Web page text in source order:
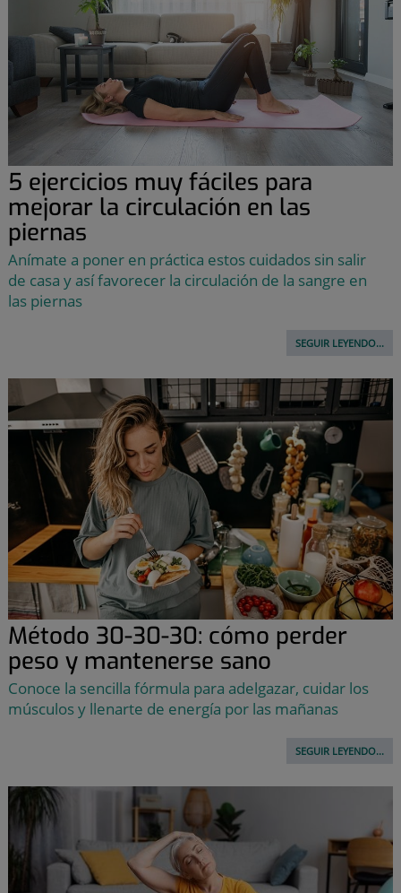
5 ejercicios muy fáciles para
mejorar la circulación en las
piernas
Anímate a poner en práctica estos cuidados sin salir
de casa y así favorecer la circulación de la sangre en
las piernas
SEGUIR LEYENDO...
Método 30-30-30: cómo perder
peso y mantenerse sano
Conoce la sencilla fórmula para adelgazar, cuidar los
músculos y llenarte de energía por las mañanas
SEGUIR LEYENDO...